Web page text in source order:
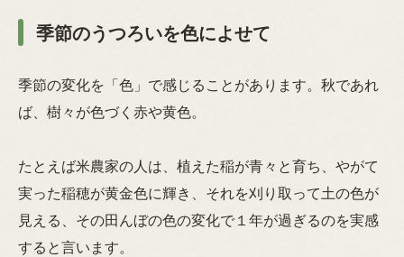
季節のうつろいを色によせて
季節の変化を「色」で感じることがあります。秋であれ
ば、樹々が色づく赤や黄色。
たとえば米農家の人は、植えた稲が青々と育ち、やがて
実った稲穂が黄金色に輝き、それを刈り取って土の色が
見える、その田んぼの色の変化で１年が過ぎるのを実感
すると言います。